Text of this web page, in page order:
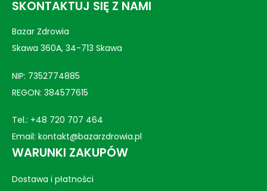
SKONTAKTUJ SIĘ Z NAMI
Bazar Zdrowia
Skawa 360A, 34-713 Skawa
NIP: 7352774885
REGON: 384577615
Tel.: +48 720 707 464
Email: kontakt@bazarzdrowia.pl
WARUNKI ZAKUPÓW
Dostawa i płatności